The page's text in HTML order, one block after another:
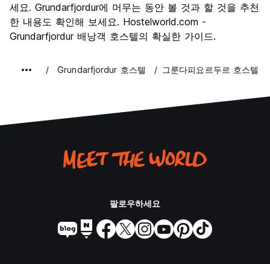
세요. Grundarfjordur에 머무는 동안 볼 것과 할 것을 추천
한 내용도 확인해 보세요. Hostelworld.com -
Grundarfjordur 배낭객 호스텔의 확실한 가이드.
Grundarfjordur 호스텔 그룬다피요르두르 호스텔
팔로우하세요